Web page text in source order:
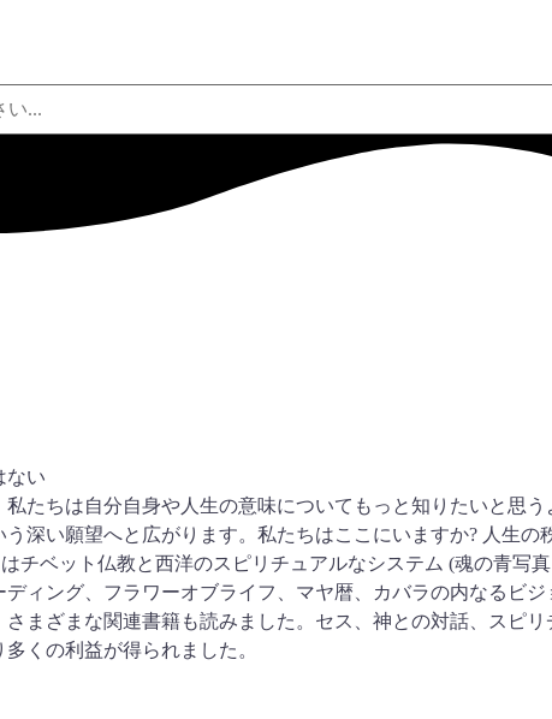
ない
私たちは自分自身や人生の意味についてもっと知りたいと思
深い願望へと広がります。私たちはここにいますか? 人生
チベット仏教と西洋のスピリチュアルなシステム (魂の青
ィング、フラワーオブライフ、マヤ暦、カバラの内なるビ
さまざまな関連書籍も読みました。セス、神との対話、スピ
くの利益が得られました。